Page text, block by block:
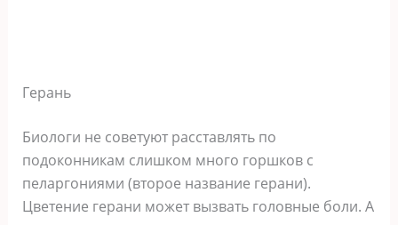
Герань
Биологи не советуют расставлять по
подоконникам слишком много горшков с
пеларгониями (второе название герани).
Цветение герани может вызвать головные боли. А